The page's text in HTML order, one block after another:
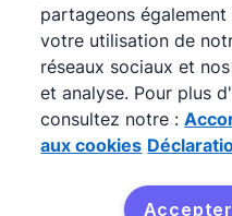
©2026Pipedrive
Pipedrive
Conditions d'utilisation
Pipedrive
Déclaration de
Plan du site
Accord de consentement
Préférences de cookies
partageons
votre utilisation de
réseaux sociaux et
et analyse. Pour plus
consultez notre :
aux cookies